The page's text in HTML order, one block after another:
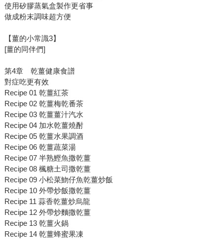
使用矽膠蒸氣盒製作更省事
做成粉末調味超方便
【薑的小常識3】
[薑的同伴們]
第4章 乾薑健康食譜
對症吃更有效
Recipe 01 乾薑紅茶
Recipe 02 乾薑梅乾番茶
Recipe 03 乾薑薑汁汽水
Recipe 04 加水乾薑燒酎
Recipe 05 乾薑水果調酒
Recipe 06 乾薑蔬菜湯
Recipe 07 半熟鰹魚撒乾薑
Recipe 08 楓糖土司撒乾薑
Recipe 09 小松菜魩仔魚乾薑炒飯
Recipe 10 外帶炒飯撒乾薑
Recipe 11 蒜香乾薑炒烏龍
Recipe 12 外帶炒麵撒乾薑
Recipe 13 乾薑火鍋
Recipe 14 乾薑蜂蜜果凍